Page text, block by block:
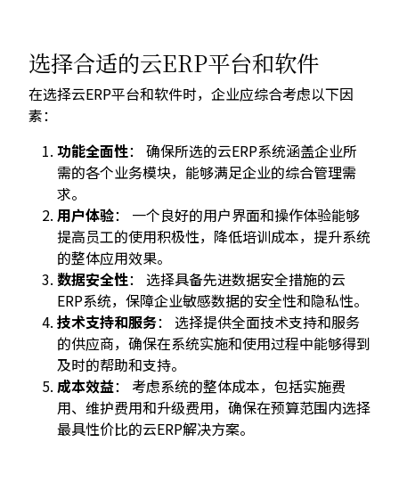
选择合适的云ERP平台和软件
在选择云ERP平台和软件时，企业应综合考虑以下因
素：
功能全面性： 确保所选的云ERP系统涵盖企业所
需的各个业务模块，能够满足企业的综合管理需
求。
用户体验： 一个良好的用户界面和操作体验能够
提高员工的使用积极性，降低培训成本，提升系统
的整体应用效果。
数据安全性： 选择具备先进数据安全措施的云
ERP系统，保障企业敏感数据的安全性和隐私性。
技术支持和服务： 选择提供全面技术支持和服务
的供应商，确保在系统实施和使用过程中能够得到
及时的帮助和支持。
成本效益： 考虑系统的整体成本，包括实施费
用、维护费用和升级费用，确保在预算范围内选择
最具性价比的云ERP解决方案。